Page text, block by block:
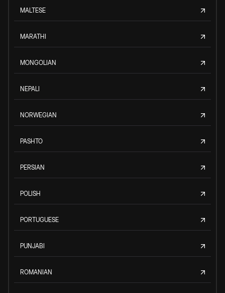
MALTESE
MARATHI
MONGOLIAN
NEPALI
NORWEGIAN
PASHTO
PERSIAN
POLISH
PORTUGUESE
PUNJABI
ROMANIAN